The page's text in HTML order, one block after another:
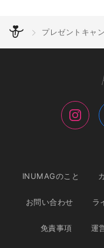
プレゼントキャ
INUMAGのこと
お問い合わせ ラ
免責事項 運